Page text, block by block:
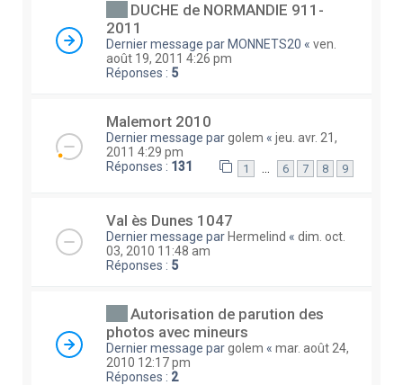
DUCHE de NORMANDIE 911-
2011
Dernier message par MONNETS20 « ven.
août 19, 2011 4:26 pm
Réponses : 5
Malemort 2010
Dernier message pargolem « jeu. avr. 21,
2011 4:29 pm
Réponses : 131 1 6 7 8 9
Val ès Dunes 1047
Dernier message parHermelind « dim. oct.
03, 2010 11:48 am
Réponses : 5
Autorisation de parution des
photos avec mineurs
Dernier message pargolem « mar. août 24,
2010 12:17 pm
Réponses : 2